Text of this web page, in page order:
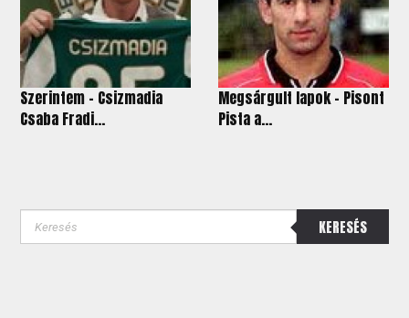
Szerintem - Csizmadia
Csaba Fradi...
Megsárgult lapok - Pisont
Pista a...
KERESÉS